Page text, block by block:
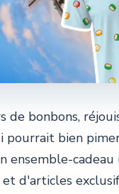
de bonbons,
pourrait bien
ensemble-
et d'articles